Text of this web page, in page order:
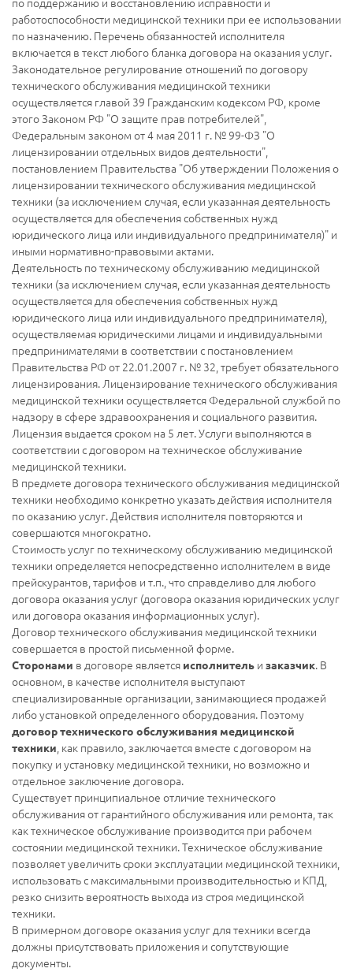
работоспособности медицинской техники при ее использовании
по назначению. Перечень обязанностей исполнителя
включается в текст любого бланка договора на оказания услуг.
Законодательное регулирование отношений по договору
технического обслуживания медицинской техники
осуществляется главой 39 Гражданским кодексом РФ, кроме
этого Законом РФ "О защите прав потребителей",
Федеральным законом от 4 мая 2011 г. № 99-ФЗ "О
лицензировании отдельных видов деятельности",
постановлением Правительства "Об утверждении Положения о
лицензировании технического обслуживания медицинской
техники (за исключением случая, если указанная деятельность
осуществляется для обеспечения собственных нужд
юридического лица или индивидуального предпринимателя)" и
иными нормативно-правовыми актами.
Деятельность по техническому обслуживанию медицинской
техники (за исключением случая, если указанная деятельность
осуществляется для обеспечения собственных нужд
юридического лица или индивидуального предпринимателя),
осуществляемая юридическими лицами и индивидуальными
предпринимателями в соответствии с постановлением
Правительства РФ от 22.01.2007 г. № 32, требует обязательного
лицензирования. Лицензирование технического обслуживания
медицинской техники осуществляется Федеральной службой по
надзору в сфере здравоохранения и социального развития.
Лицензия выдается сроком на 5 лет. Услуги выполняются в
соответствии с договором на техническое обслуживание
медицинской техники.
В предмете договора технического обслуживания медицинской
техники необходимо конкретно указать действия исполнителя
по оказанию услуг. Действия исполнителя повторяются и
совершаются многократно.
Стоимость услуг по техническому обслуживанию медицинской
техники определяется непосредственно исполнителем в виде
прейскурантов, тарифов и т.п., что справделиво для любого
договора оказания услуг (договора оказания юридических услуг
или договора оказания информационных услуг).
Договор технического обслуживания медицинской техники
совершается в простой письменной форме.
Сторонами в договоре является исполнитель и заказчик. В
основном, в качестве исполнителя выступают
специализированные организации, занимающиеся продажей
либо установкой определенного оборудования. Поэтому
договор технического обслуживания медицинской
техники, как правило, заключается вместе с договором на
покупку и установку медицинской техники, но возможно и
отдельное заключение договора.
Существует принципиальное отличие технического
обслуживания от гарантийного обслуживания или ремонта, так
как техническое обслуживание производится при рабочем
состоянии медицинской техники. Техническое обслуживание
позволяет увеличить сроки эксплуатации медицинской техники,
использовать с максимальными производительностью и КПД,
резко снизить вероятность выхода из строя медицинской
техники.
В примерном договоре оказания услуг для техники всегда
должны присутствовать приложения и сопутствующие
документы.